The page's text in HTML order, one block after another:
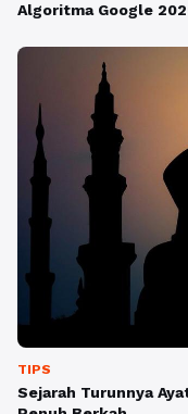
Algoritma Google
TIPS
Sejarah Turunnya